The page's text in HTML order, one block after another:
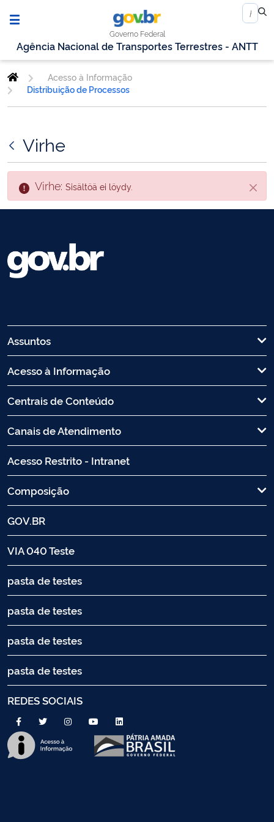
Governo Federal
Agência Nacional de Transportes Terrestres - ANTT
Acesso à Informação
Distribuição de Processos
Virhe
Sulje
Virhe: Sisältöä ei löydy.
Assuntos
Acesso à Informação
Centrais de Conteúdo
Canais de Atendimento
Acesso Restrito - Intranet
Composição
GOV.BR
VIA 040 Teste
pasta de testes
pasta de testes
pasta de testes
pasta de testes
REDES SOCIAIS